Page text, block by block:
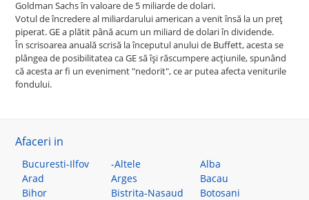
Goldman Sachs în valoare de 5 miliarde de dolari.
Votul de încredere al miliardarului american a venit însă la un preţ
piperat. GE a plătit până acum un miliard de dolari în dividende.
În scrisoarea anuală scrisă la începutul anului de Buffett, acesta se
plângea de posibilitatea ca GE să îşi răscumpere acţiunile, spunând
că acesta ar fi un eveniment "nedorit", ce ar putea afecta veniturile
fondului.
Afaceri in
Bucuresti-Ilfov -Altele
Alba
Arad
Arges
Bacau
Bihor
Bistrita-Nasaud
Botosani